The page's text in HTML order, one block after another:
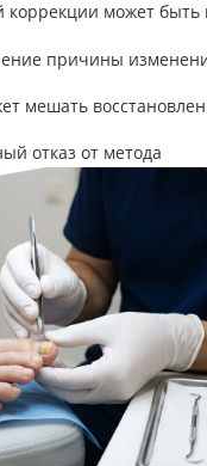
коррекции может быть
причины
мешать
отказ от метода